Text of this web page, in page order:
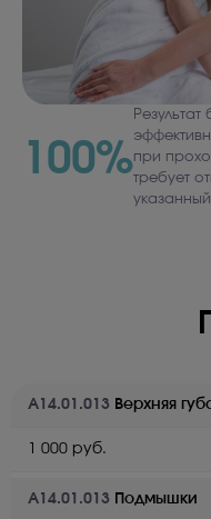
100%
Результат
при
требует
A14.01.013 Верхняя
1 000 руб.
A14.01.013 Подмышки